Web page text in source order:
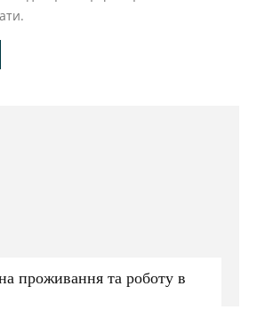
проживання та роботу в